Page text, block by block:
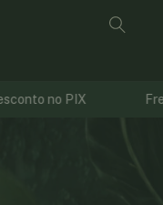
Frete GRÁTIS acima de